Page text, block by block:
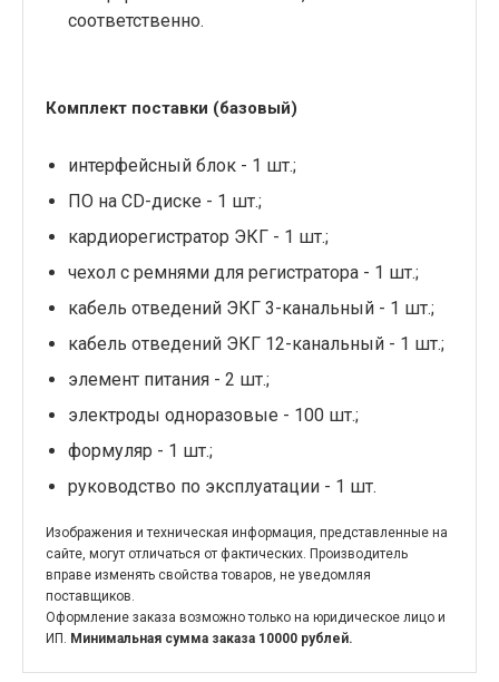
соответственно.
Комплект поставки (базовый)
интерфейсный блок - 1 шт.;
ПО на CD-диске - 1 шт.;
кардиорегистратор ЭКГ - 1 шт.;
чехол с ремнями для регистратора - 1 шт.;
кабель отведений ЭКГ 3-канальный - 1 шт.;
кабель отведений ЭКГ 12-канальный - 1 шт.;
элемент питания - 2 шт.;
электроды одноразовые - 100 шт.;
формуляр - 1 шт.;
руководство по эксплуатации - 1 шт.
Изображения и техническая информация, представленные на
сайте, могут отличаться от фактических. Производитель
вправе изменять свойства товаров, не уведомляя
поставщиков.
Оформление заказа возможно только на юридическое лицо и
ИП. Минимальная сумма заказа 10000 рублей.